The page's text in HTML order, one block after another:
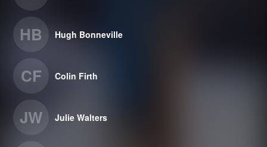
HB Hugh Bonneville
CF Colin Firth
JW Julie Walters